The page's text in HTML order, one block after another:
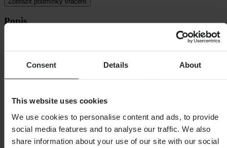
Consent Details About
This website uses cookies
We use cookies to personalise content and ads, to provide
social media features and to analyse our traffic. We also
share information about your use of our site with our social
Popis
Snadno použitelná ledvinka ze 100% odolného polyesteru. Pás je
- Nastavitelný bederní pás
- 1 zadní kapsa na zip
32x12x8
Specifikace